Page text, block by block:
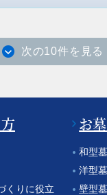
次の10件を見る
くりに役立
お
和型
洋型
壁型